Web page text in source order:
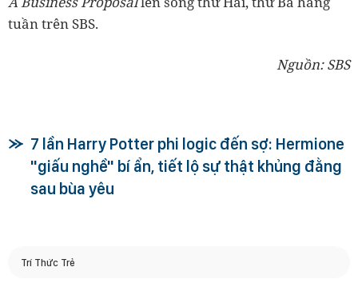
tuần trên SBS.
Nguồn: SBS
7 lần Harry Potter phi logic đến sợ: Hermione
"giấu nghề" bí ẩn, tiết lộ sự thật khủng đằng
sau bùa yêu
Trí Thức Trẻ